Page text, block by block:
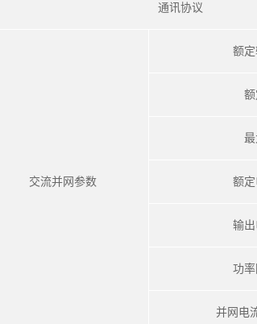
通讯协议
交流并网参数
额
额
输
功率
并网电